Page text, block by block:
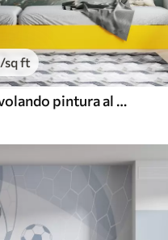
/sq ft
Balón de fútbol volando pintura al óleo arte abstracto